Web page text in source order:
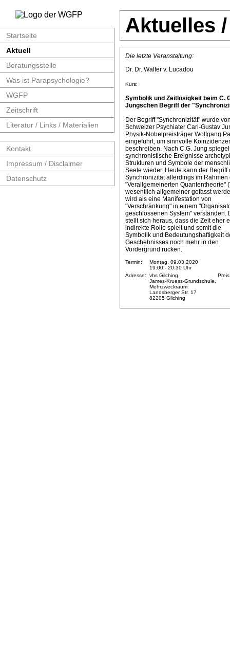
Startseite
Aktuell
Beratungsstelle
Was ist Parapsychologie?
WGFP
Zeitschrift
Literatur / Links / Materialien
Kontakt
Impressum / Disclaimer
Datenschutz
Aktuelles
Die letzte Veranstaltung:
Dr. Dr. Walter v. Lucadou
Kurs:
Symbolik und Zeitlosigkeit beim C.
Jungschen Begriff der
Der Begriff "Synchronizität" wurde
Schweizer Psychiater Carl-Gustav
Physik-Nobelpreisträger Wolfgang
eingeführt, um sinnvolle
beschreiben. Nach C.G. Jung
synchronistische Ereignisse
Strukturen und Symbole der
Seele wieder. Heute kann der Begriff
Synchronizität allerdings im Rahmen
"Verallgemeinerten Quantentheorie"
wesentlich allgemeiner gefasst
wird als eine Manifestation von
"Verschränkung" in einem
geschlossenen System" verstanden.
stellt sich heraus, dass die Zeit eher
indirekte Rolle spielt und somit die
Symbolik und Bedeutungshaftigkeit
Geschehnisses noch mehr in den
Vordergrund rücken.
Termin:
Montag, 09.03.2020
19:00 - 20:30 Uhr
Adresse:
vhs Gilching,
James-Kruess-Grundschule,
Mehrzweckraum
Landsberger Str. 17
82205 Gilching